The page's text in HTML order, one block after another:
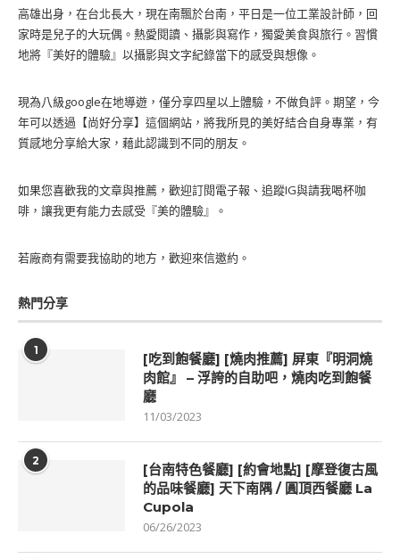
高雄出身，在台北長大，現在南飄於台南，平日是一位工業設計師，回
家時是兒子的大玩偶。熱愛閱讀、攝影與寫作，獨愛美食與旅行。習慣
地將『美好的體驗』以攝影與文字紀錄當下的感受與想像。
現為八級google在地導遊，僅分享四星以上體驗，不做負評。期望，今
年可以透過【尚好分享】這個網站，將我所見的美好結合自身專業，有
質感地分享給大家，藉此認識到不同的朋友。
如果您喜歡我的文章與推薦，歡迎訂閱電子報、追蹤IG與請我喝杯咖
啡，讓我更有能力去感受『美的體驗』。
若廠商有需要我協助的地方，歡迎來信邀約。
熱門分享
1
[吃到飽餐廳] [燒肉推薦] 屏東『明洞燒
肉館』 – 浮誇的自助吧，燒肉吃到飽餐
廳
11/03/2023
2
[台南特色餐廳] [約會地點] [摩登復古風
的品味餐廳] 天下南隅 / 圓頂西餐廳 La
Cupola
06/26/2023